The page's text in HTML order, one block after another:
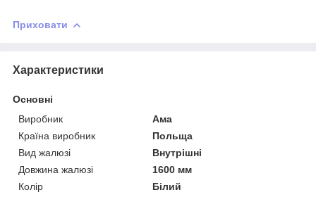
Приховати
Характеристики
Основні
Виробник
Ама
Країна виробник
Польща
Вид жалюзі
Внутрішні
Довжина жалюзі
1600 мм
Колір
Білий